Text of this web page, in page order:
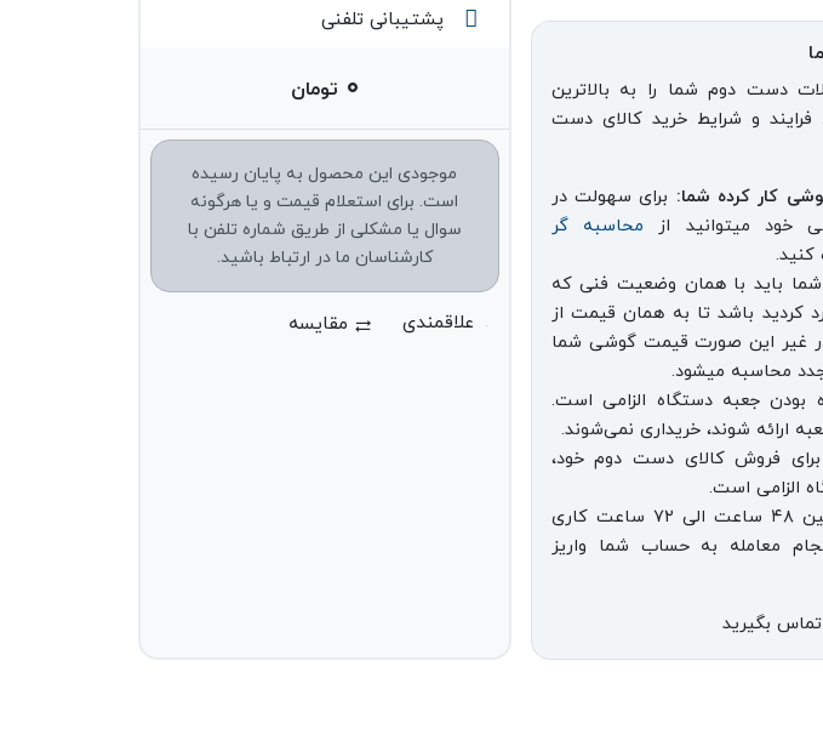
دست دوم شما را به بالاترین
و شرایط خرید کالای دست
کار کرده شما: برای سهولت در
خود میتوانید از محاسبه گر
کنید.
شما باید با همان وضعیت فنی که
کردید باشد تا به همان قیمت از
غیر این صورت قیمت گوشی شما
محاسبه میشود.
بودن جعبه دستگاه الزامی است.
ارائه شوند، خریداری نمی‌شوند.
برای فروش کالای دست دوم خود،
الزامی است.
وجه کالا بین ۴۸ ساعت الی ۷۲ ساعت کاری
معامله به حساب شما واریز
تماس بگیرید
پشتیبانی تلفنی
۰ تومان
موجودی این محصول به پایان رسیده
است. برای استعلام قیمت و یا هرگونه
سوال یا مشکلی از طریق شماره تلفن با
کارشناسان ما در ارتباط باشید.
مقایسه